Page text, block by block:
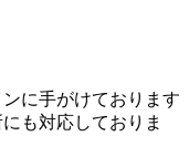
に手がけております
も対応しておりま